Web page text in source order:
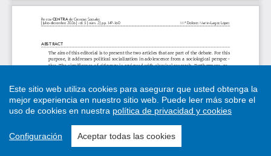
Este sitio web utiliza cookies para asegurar que usted obtenga la
mejor experiencia en nuestro sitio web. Puede leer más sobre el
uso de cookies en nuestra política de privacidad y cookies
Configuración Aceptar todas las cookies